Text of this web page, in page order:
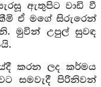
ඇතුපිට වාඩි වී
ඒ මගේ සිරුරෙන්
මුවින් උපුල් සුවඳ
කරන ලද කර්මය
සමවැදී පිරිනිවන්